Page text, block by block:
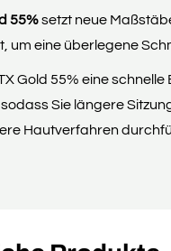
55%setzt neue
um eine überlegene
Gold 55% eine
Sie längere
Hautverfahren